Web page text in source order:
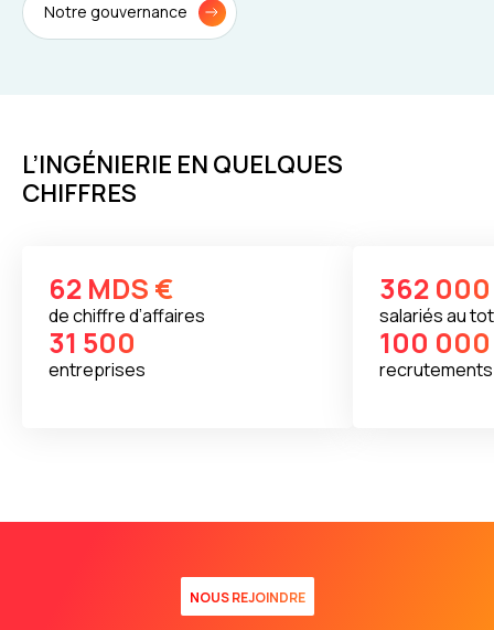
Notre gouvernance
L’INGÉNIERIE EN QUELQUES
CHIFFRES
62 MDS €
de chiffre d’affaires
31 500
entreprises
362 000
salariés au
100 000
recrutements
NOUS REJOINDRE